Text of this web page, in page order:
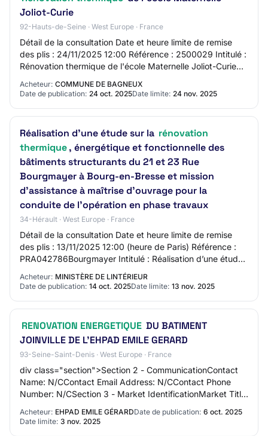
Joliot-Curie
92-Hauts-de-Seine · West Europe · France
Détail de la consultation Date et heure limite de remise
des plis : 24/11/2025 12:00 Référence : 2500029 Intitulé :
Rénovation thermique de l'école Maternelle Joliot-Curie
Acheteur: COMMUNE DE BAGNEUX
Date de publication: 24 oct. 2025Date limite: 24 nov. 2025
Réalisation d’une étude sur la rénovation
thermique, énergétique et fonctionnelle des
bâtiments structurants du 21 et 23 Rue
Bourgmayer à Bourg-en-Bresse et mission
d’assistance à maîtrise d’ouvrage pour la
conduite de l’opération en phase travaux
34-Hérault · West Europe · France
Détail de la consultation Date et heure limite de remise
des plis : 13/11/2025 12:00 (heure de Paris) Référence :
PRA042786Bourgmayer Intitulé : Réalisation d’une étude
sur la rénovation thermique, é…
Acheteur: MINISTÈRE DE LINTÉRIEUR
Date de publication: 14 oct. 2025Date limite: 13 nov. 2025
RENOVATION ENERGETIQUE DU BATIMENT
JOINVILLE DE L’EHPAD EMILE GERARD
93-Seine-Saint-Denis · West Europe · France
div class="section">Section 2 - CommunicationContact
Name: N/CContact Email Address: N/CContact Phone
Number: N/CSection 3 - Market IdentificationMarket Title:
TRAVAUX DE RENOVATION ENERGETIQUE
Acheteur: EHPAD EMILE GÉRARDDate de publication: 6 oct. 2025
Date limite: 3 nov. 2025